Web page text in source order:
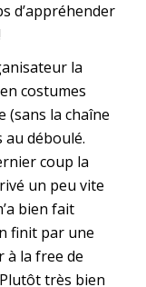
d’appréhender
la
costumes
la chaîne
déboulé.
coup la
un peu vite
bien fait
finit par une
à la free de
très bien